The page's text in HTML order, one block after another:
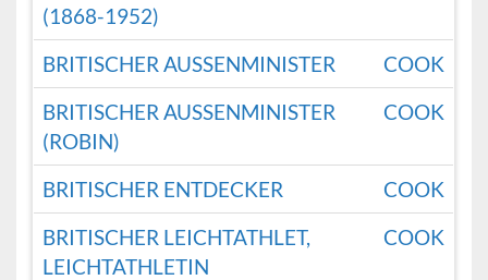
(1868-1952)
BRITISCHER AUSSENMINISTER
COOK
BRITISCHER AUSSENMINISTER (
ROBIN)
COOK
BRITISCHER ENTDECKER
COOK
BRITISCHER LEICHTATHLET,
LEICHTATHLETIN
COOK